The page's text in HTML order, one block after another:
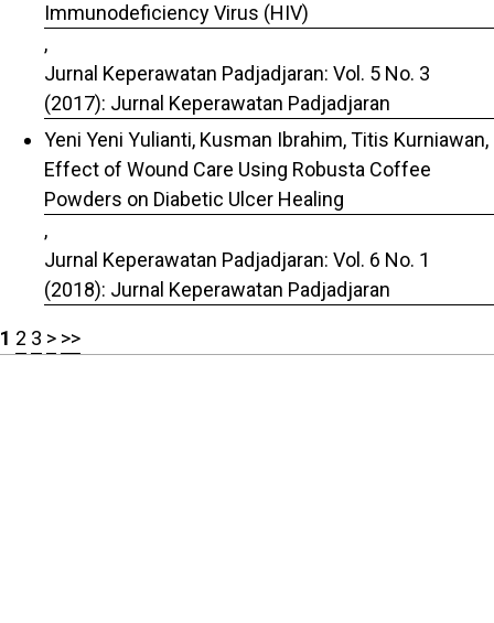
Immunodeficiency Virus (HIV)
,
Jurnal Keperawatan Padjadjaran: Vol. 5 No. 3
(2017): Jurnal Keperawatan Padjadjaran
Yeni Yeni Yulianti, Kusman Ibrahim, Titis Kurniawan,
Effect of Wound Care Using Robusta Coffee
Powders on Diabetic Ulcer Healing
,
Jurnal Keperawatan Padjadjaran: Vol. 6 No. 1
(2018): Jurnal Keperawatan Padjadjaran
1 2 3 > >>